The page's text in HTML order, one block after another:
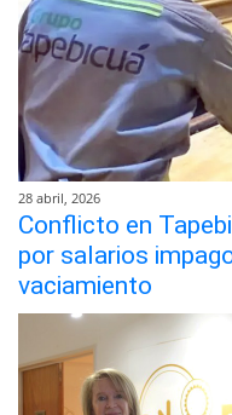
28 abril, 2026
Conflicto en
por salarios
vaciamiento